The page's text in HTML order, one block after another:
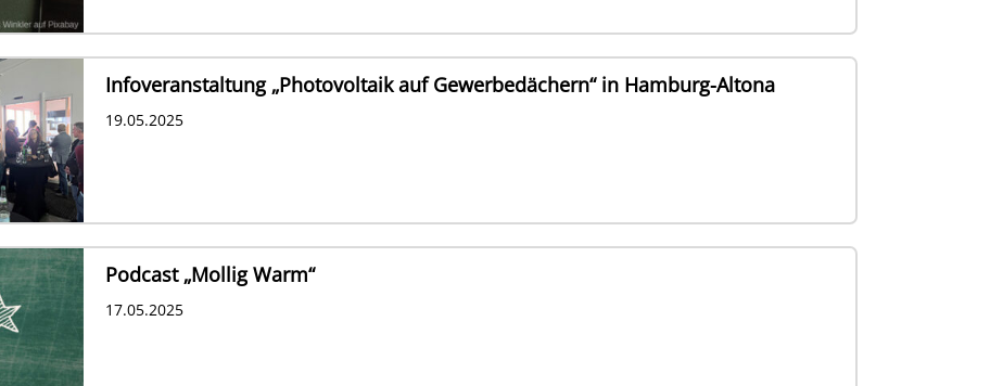
Infoveranstaltung „Photovoltaik auf Gewerbedächern“ in Hamburg-Altona
19.05.2025
Podcast „Mollig Warm“
17.05.2025